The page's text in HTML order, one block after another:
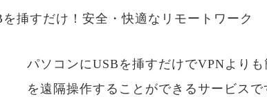
挿すだけ！安全・快適なリモートワーク
パソコンにUSBを挿すだけでVPNより
を遠隔操作することができるサービスで